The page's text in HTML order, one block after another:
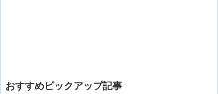
おすすめピックアップ記事